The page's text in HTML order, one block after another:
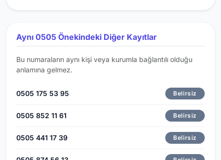
Aynı 0505 Önekindeki Diğer Kayıtlar
Bu numaraların aynı kişi veya kurumla bağlantılı olduğu
anlamına gelmez.
0505 175 53 95 Belirsiz
0505 852 11 61 Belirsiz
0505 441 17 39 Belirsiz